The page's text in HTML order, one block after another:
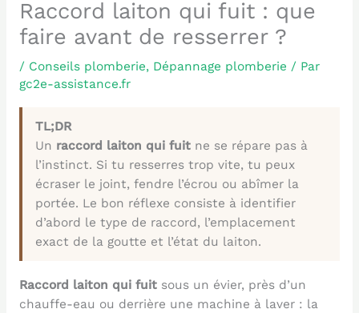
Raccord laiton qui fuit : que
faire avant de resserrer ?
/ Conseils plomberie, Dépannage plomberie / Par
gc2e-assistance.fr
TL;DR
Un raccord laiton qui fuitne se répare pas à
l’instinct. Si tu resserres trop vite, tu peux
écraser le joint, fendre l’écrou ou abîmer la
portée. Le bon réflexe consiste à identifier
d’abord le type de raccord, l’emplacement
exact de la goutte et l’état du laiton.
Raccord laiton qui fuitsous un évier, près d’un
chauffe-eau ou derrière une machine à laver : la